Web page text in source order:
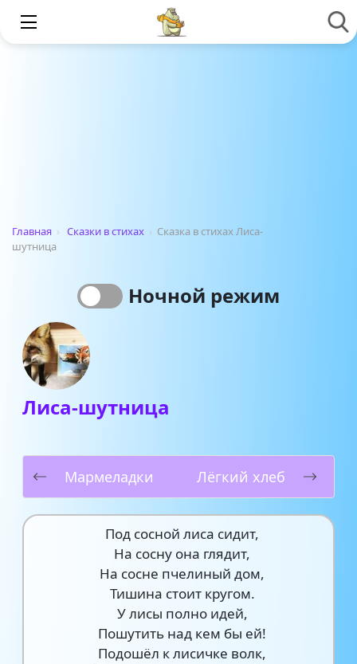
Главная › Сказки в стихах › Сказка в стихах Лиса-
шутница
Ночной режим
Лиса-шутница
Мармеладки Лёгкий хлеб
Под сосной лиса сидит,
На сосну она глядит,
На сосне пчелиный дом,
Тишина стоит кругом.
У лисы полно идей,
Пошутить над кем бы ей!
Подошёл к лисичке волк,